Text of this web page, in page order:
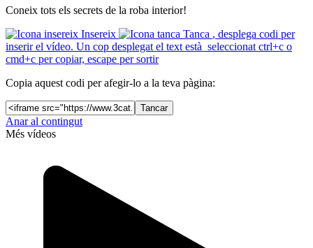
Coneix tots els secrets de la roba interior!
Insereix
Tanca , desplega codi per
inserir el vídeo. Un cop desplegat el text està seleccionat ctrl+c o
cmd+c per copiar, escape per sortir
Copia aquest codi per afegir-lo a la teva pàgina:
Tancar
Anar al contingut
Més vídeos